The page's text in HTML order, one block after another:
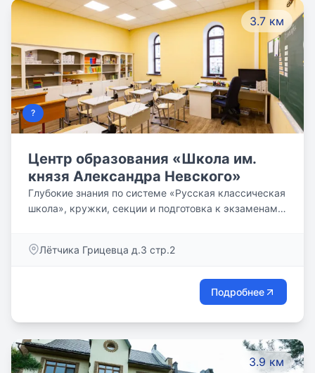
3.7 км
?
Центр образования «Школа им.
князя Александра Невского»
Глубокие знания по системе «Русская классическая
школа», кружки, секции и подготовка к экзаменам в
Лётчика Грицевца д.3 стр.2
Подробнее
3.9 км